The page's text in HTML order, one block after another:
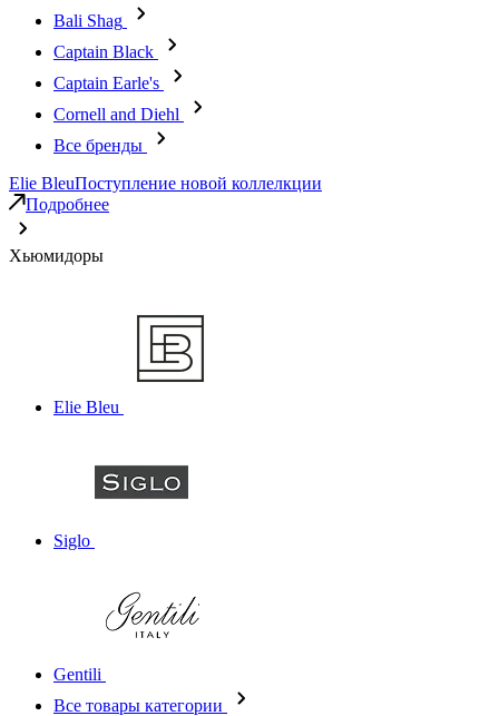
Bali Shag
Captain Black
Captain Earle's
Cornell and Diehl
Все бренды
Elie BleuПоступление новой коллелкции
Подробнее
Хьюмидоры
Elie Bleu
Siglo
Gentili
Все товары категории